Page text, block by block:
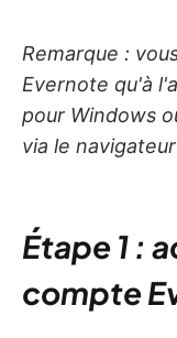
Remarque :
Evernote qu'à
pour Windows
via le
Étape 1 :
compte